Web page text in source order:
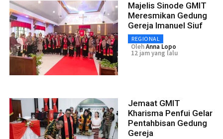
Majelis Sinode GMIT
Meresmikan Gedung
Gereja Imanuel Siuf
REGIONAL
OlehAnna Lopo
12 jam yang lalu
Jemaat GMIT
Kharisma Penfui Gelar
Pentahbisan Gedung
Gereja